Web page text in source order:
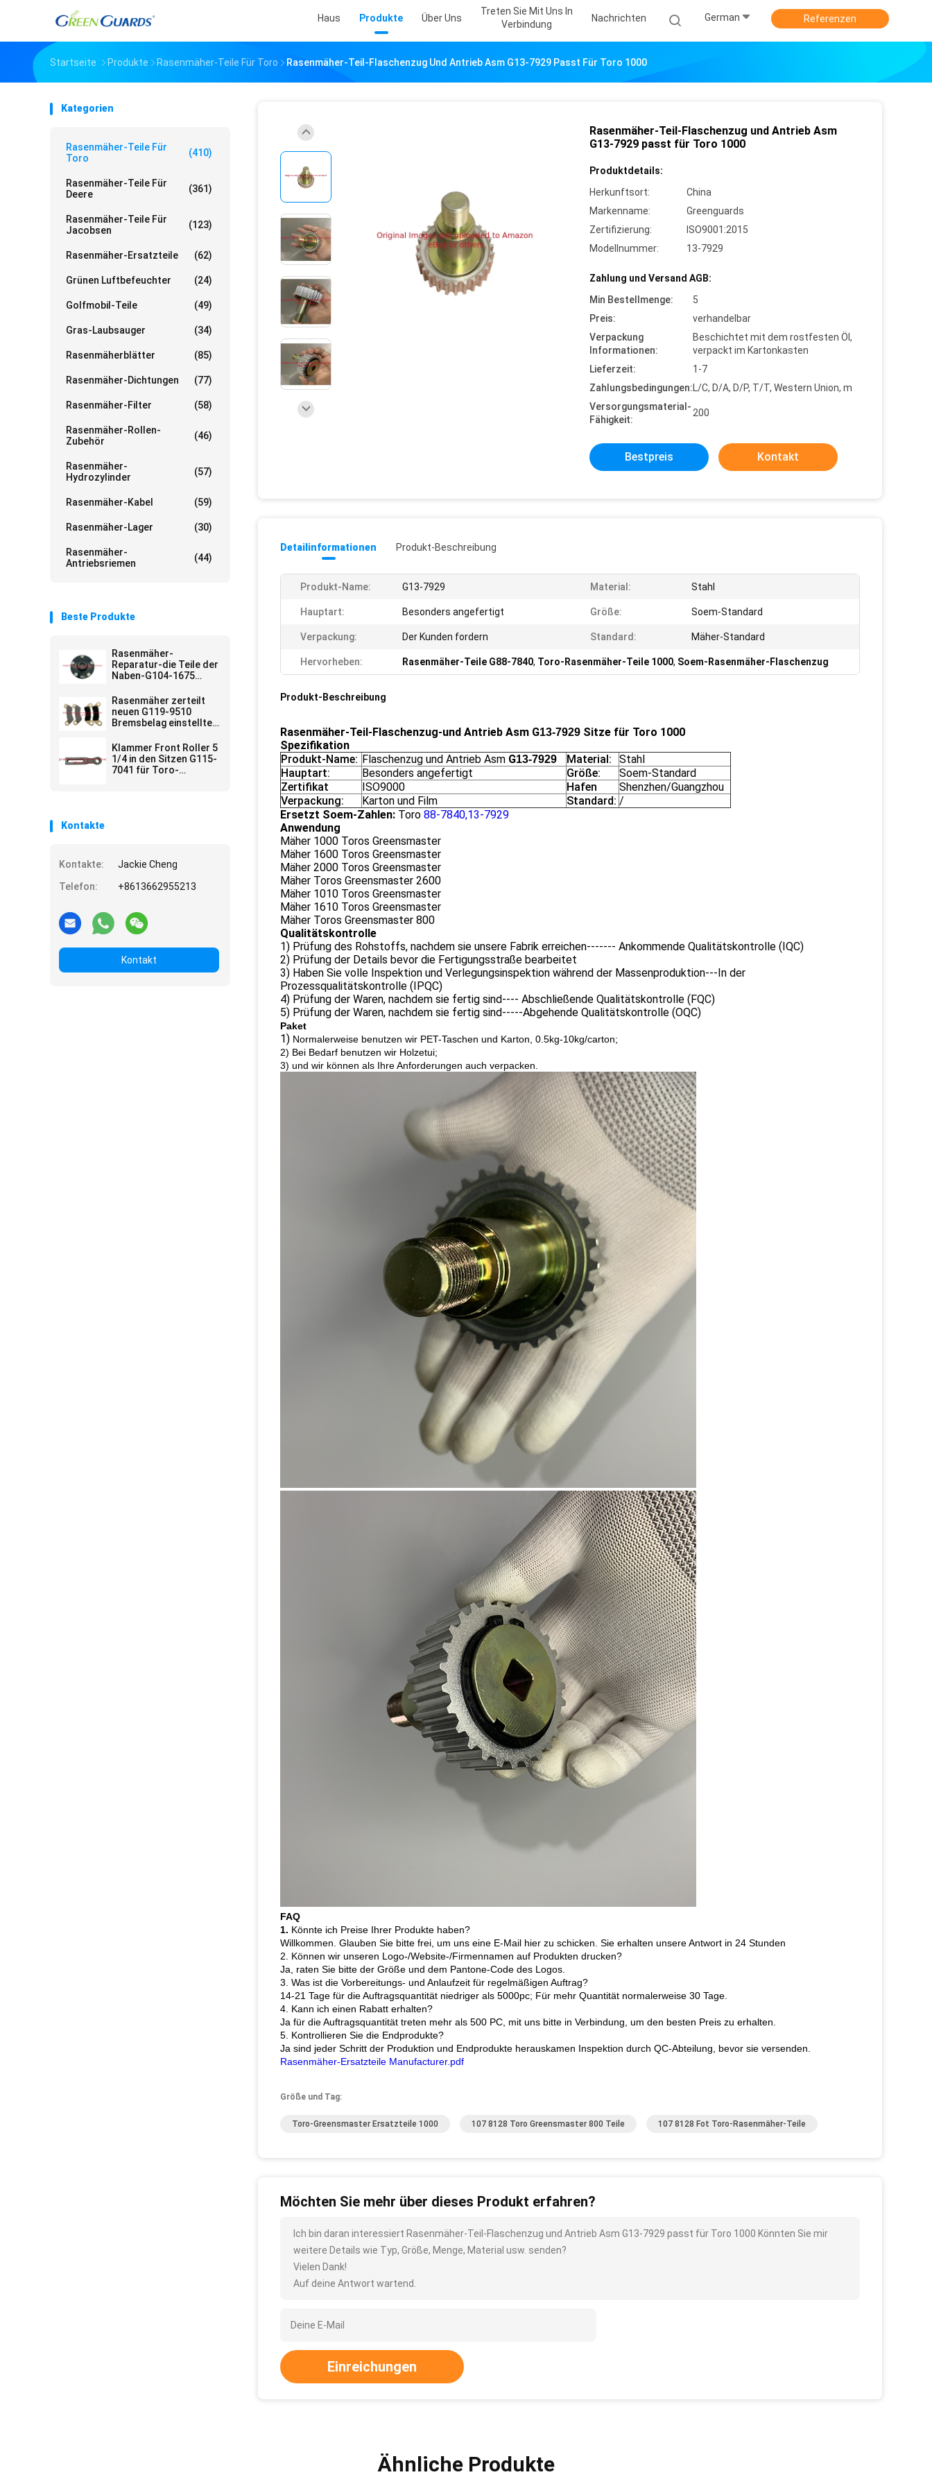
Haus Produkte Über Uns
Treten Sie Mit Uns In
Verbindung
Nachrichten German Referenzen
Startseite Produkte Rasenmäher-Teile Für Toro Rasenmäher-Teil-Flaschenzug Und Antrieb Asm G13-7929 Passt Für Toro 1000
Kategorien
Rasenmäher-Teile Für
Toro
(410)
Rasenmäher-Teile Für
Deere
(361)
Rasenmäher-Teile Für
Jacobsen
(123)
Rasenmäher-Ersatzteile (62)
Grünen Luftbefeuchter (24)
Golfmobil-Teile (49)
Gras-Laubsauger (34)
Rasenmäherblätter (85)
Rasenmäher-Dichtungen (77)
Rasenmäher-Filter (58)
Rasenmäher-Rollen-
Zubehör
(46)
Rasenmäher-
Hydrozylinder
(57)
Rasenmäher-Kabel (59)
Rasenmäher-Lager (30)
Rasenmäher-
Antriebsriemen
(44)
Beste Produkte
Rasenmäher-
Reparatur-die Teile der
Naben-G104-1675
Arbeiter-
Gebrauchsfahrzeug
Rasenmäher zerteilt
neuen G119-9510
Bremsbelag einstellte
Klammer Front Roller 5
1/4 in den Sitzen G115-
7041 für Toro-
Kontakte
Kontakte:
Jackie Cheng
Telefon:
+8613662955213
Kontakt
Rasenmäher-Teil-Flaschenzug und Antrieb Asm
G13-7929 passt für Toro 1000
Produktdetails:
Herkunftsort:
China
Markenname:
Greenguards
Zertifizierung:
ISO9001:2015
Modellnummer:
13-7929
Zahlung und Versand AGB:
Min Bestellmenge:
5
Preis:
verhandelbar
Verpackung
Informationen:
Beschichtet mit dem rostfesten Öl,
verpackt im Kartonkasten
Lieferzeit:
1-7
Zahlungsbedingungen:L/C, D/A, D/P, T/T, Western Union, m
Versorgungsmaterial-
Fähigkeit:
200
Bestpreis Kontakt
Detailinformationen Produkt-Beschreibung
Produkt-Name: G13-7929 Material: Stahl
Hauptart: Besonders angefertigt Größe: Soem-Standard
Verpackung: Der Kunden fordern Standard: Mäher-Standard
Hervorheben: Rasenmäher-Teile G88-7840, Toro-Rasenmäher-Teile 1000, Soem-Rasenmäher-Flaschenzug
Produkt-Beschreibung
Rasenmäher-Teil-Flaschenzug-und Antrieb Asm G13-7929 Sitze für Toro 1000
Spezifikation
Produkt-Name: Flaschenzug und Antrieb Asm G13-7929 Material:
Stahl
Hauptart:
Besonders angefertigt Größe:
Soem-Standard
Zertifikat
ISO9000 Hafen
Shenzhen/Guangzhou
Verpackung:
Karton und Film Standard: /
Ersetzt Soem-Zahlen: Toro 88-7840,13-7929
Anwendung
Mäher 1000 Toros Greensmaster
Mäher 1600 Toros Greensmaster
Mäher 2000 Toros Greensmaster
Mäher Toros Greensmaster 2600
Mäher 1010 Toros Greensmaster
Mäher 1610 Toros Greensmaster
Mäher Toros Greensmaster 800
Qualitätskontrolle
1) Prüfung des Rohstoffs, nachdem sie unsere Fabrik erreichen------- Ankommende Qualitätskontrolle (IQC)
2) Prüfung der Details bevor die Fertigungsstraße bearbeitet
3) Haben Sie volle Inspektion und Verlegungsinspektion während der Massenproduktion---In der
Prozessqualitätskontrolle (IPQC)
4) Prüfung der Waren, nachdem sie fertig sind---- Abschließende Qualitätskontrolle (FQC)
5) Prüfung der Waren, nachdem sie fertig sind-----Abgehende Qualitätskontrolle (OQC)
Paket
1) Normalerweise benutzen wir PET-Taschen und Karton, 0.5kg-10kg/carton;
2) Bei Bedarf benutzen wir Holzetui;
3) und wir können als Ihre Anforderungen auch verpacken.
FAQ
1. Könnte ich Preise Ihrer Produkte haben?
Willkommen. Glauben Sie bitte frei, um uns eine E-Mail hier zu schicken. Sie erhalten unsere Antwort in 24 Stunden
2. Können wir unseren Logo-/Website-/Firmennamen auf Produkten drucken?
Ja, raten Sie bitte der Größe und dem Pantone-Code des Logos.
3. Was ist die Vorbereitungs- und Anlaufzeit für regelmäßigen Auftrag?
14-21 Tage für die Auftragsquantität niedriger als 5000pc; Für mehr Quantität normalerweise 30 Tage.
4. Kann ich einen Rabatt erhalten?
Ja für die Auftragsquantität treten mehr als 500 PC, mit uns bitte in Verbindung, um den besten Preis zu erhalten.
5. Kontrollieren Sie die Endprodukte?
Ja sind jeder Schritt der Produktion und Endprodukte herauskamen Inspektion durch QC-Abteilung, bevor sie versenden.
Rasenmäher-Ersatzteile Manufacturer.pdf
Größe und Tag:
Toro-Greensmaster Ersatzteile 1000 107 8128 Toro Greensmaster 800 Teile 107 8128 Fot Toro-Rasenmäher-Teile
Möchten Sie mehr über dieses Produkt erfahren?
Ich bin daran interessiert Rasenmäher-Teil-Flaschenzug und Antrieb Asm G13-7929 passt für Toro 1000 Könnten Sie mir
weitere Details wie Typ, Größe, Menge, Material usw. senden?
Vielen Dank!
Auf deine Antwort wartend.
Einreichungen
Ähnliche Produkte